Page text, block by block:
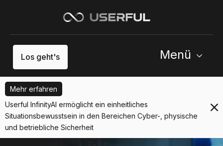
Los geht's Menü
Mehr erfahren
Userful InfinityAI ermöglicht ein einheitliches
Situationsbewusstsein in den Bereichen Cyber-, physische
und betriebliche Sicherheit